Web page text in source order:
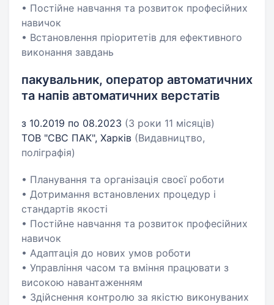
• Постійне навчання та розвиток професійних
навичок
• Встановлення пріоритетів для ефективного
виконання завдань
пакувальник, оператор автоматичних
та напів автоматичних верстатів
з 10.2019 по 08.2023 (3 роки 11 місяців)
ТОВ "СВС ПАК", Харків (Видавництво,
поліграфія)
• Планування та організація своєї роботи
• Дотримання встановлених процедур і
стандартів якості
• Постійне навчання та розвиток професійних
навичок
• Адаптація до нових умов роботи
• Управління часом та вміння працювати з
високою навантаженням
• Здійснення контролю за якістю виконуваних